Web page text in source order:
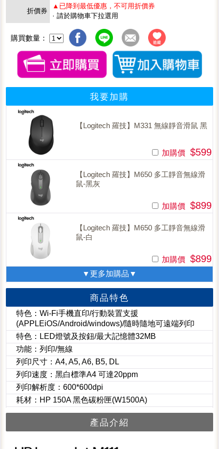
折價券
▲已降到最低優惠，不可用折價券
· 請於購物車下拉選用
購買數量：
我要加購
【Logitech 羅技】M331 無線靜音滑鼠 黑
加購價 $599
【Logitech 羅技】M650 多工靜音無線滑
鼠-黑灰
加購價 $899
【Logitech 羅技】M650 多工靜音無線滑
鼠-白
加購價 $899
▼更多加購品▼
商品特色
特色：Wi-Fi手機直印/行動裝置支援
(APPLEiOS/Android/windows)/隨時隨地可遠端列印
特色：LED燈號及按鈕/最大記憶體32MB
功能：列印/無線
列印尺寸：A4, A5, A6, B5, DL
列印速度：黑白標準A4 可達20ppm
列印解析度：600*600dpi
耗材：HP 150A 黑色碳粉匣(W1500A)
產品介紹